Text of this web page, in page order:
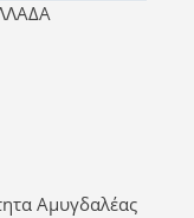
Αμυγδαλέας